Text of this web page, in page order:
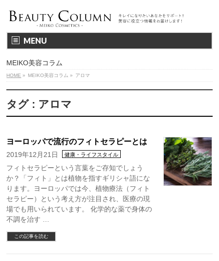
MENU
MEIKO美容コラム
HOME » MEIKO美容コラム » アロマ
タグ : アロマ
ヨーロッパで流行のフィトセラピーとは
2019年12月21日 健康・ライフスタイル
フィトセラピーという言葉をご存知でしょう
か？「フィト」とは植物を指すギリシャ語にな
ります。ヨーロッパでは今、植物療法（フィト
セラピー）という考え方が注目され、医療の現
場でも用いられています。 化学的な薬で身体の
不調を治す …
この記事を読む